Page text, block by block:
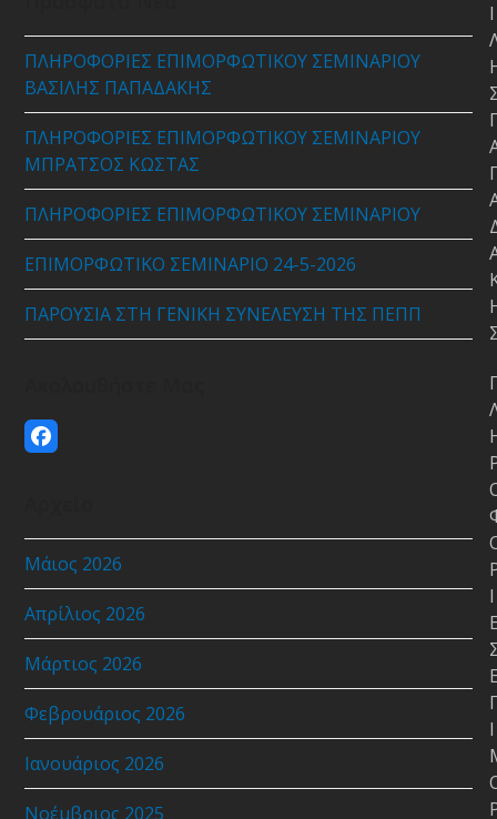
ΠΛΗΡΟΦΟΡΙΕΣ ΕΠΙΜΟΡΦΩΤΙΚΟΥ ΣΕΜΙΝΑΡΙΟΥ
ΒΑΣΙΛΗΣ ΠΑΠΑΔΑΚΗΣ
ΠΛΗΡΟΦΟΡΙΕΣ ΕΠΙΜΟΡΦΩΤΙΚΟΥ ΣΕΜΙΝΑΡΙΟΥ
ΜΠΡΑΤΣΟΣ ΚΩΣΤΑΣ
ΠΛΗΡΟΦΟΡΙΕΣ ΕΠΙΜΟΡΦΩΤΙΚΟΥ ΣΕΜΙΝΑΡΙΟΥ
ΕΠΙΜΟΡΦΩΤΙΚΟ ΣΕΜΙΝΑΡΙΟ 24-5-2026
ΠΑΡΟΥΣΙΑ ΣΤΗ ΓΕΝΙΚΗ ΣΥΝΕΛΕΥΣΗ ΤΗΣ ΠΕΠΠ
Facebook
Μάιος 2026
Απρίλιος 2026
Μάρτιος 2026
Φεβρουάριος 2026
Ιανουάριος 2026
Νοέμβριος 2025
Ι
Ι
Ι